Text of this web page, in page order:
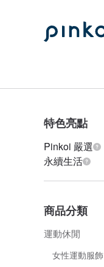
特色亮點
Pinkoi 嚴選
永續生活
商品分類
運動休閒
女性運動服飾